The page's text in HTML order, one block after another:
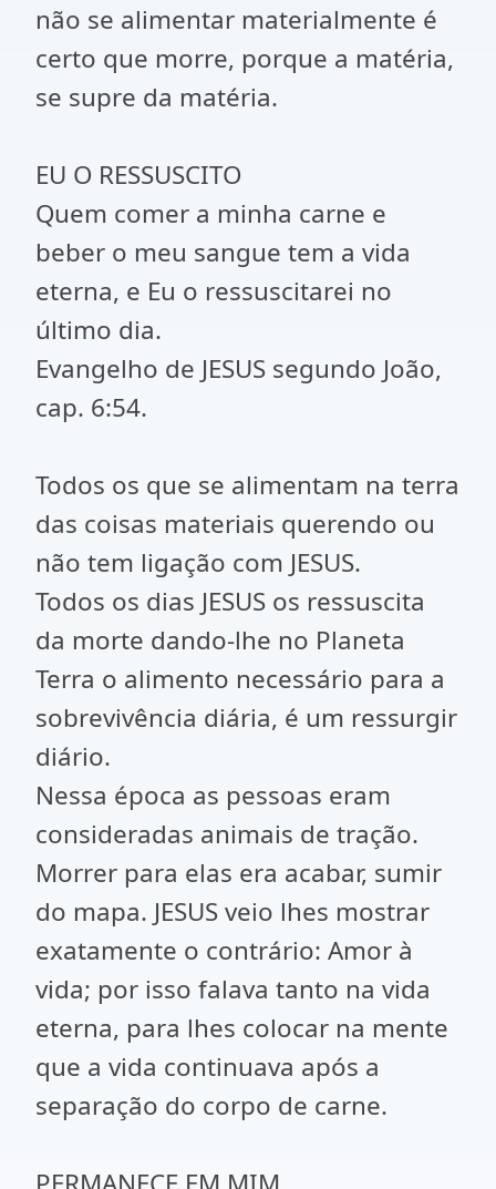
não se alimentar materialmente é
certo que morre, porque a matéria,
se supre da matéria.
EU O RESSUSCITO
Quem comer a minha carne e
beber o meu sangue tem a vida
eterna, e Eu o ressuscitarei no
último dia.
Evangelho de JESUS segundo João,
cap. 6:54.
Todos os que se alimentam na terra
das coisas materiais querendo ou
não tem ligação com JESUS.
Todos os dias JESUS os ressuscita
da morte dando-lhe no Planeta
Terra o alimento necessário para a
sobrevivência diária, é um ressurgir
diário.
Nessa época as pessoas eram
consideradas animais de tração.
Morrer para elas era acabar, sumir
do mapa. JESUS veio lhes mostrar
exatamente o contrário: Amor à
vida; por isso falava tanto na vida
eterna, para lhes colocar na mente
que a vida continuava após a
separação do corpo de carne.